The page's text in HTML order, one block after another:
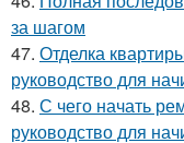
за шагом
47. Отделка
руководство для
48. С чего начать
руководство для